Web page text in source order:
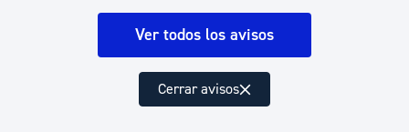
Ver todos los avisos
Cerrar avisos